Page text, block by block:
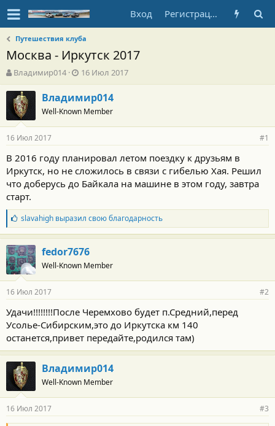
Вход Регистрация
Путешествия клуба
Москва - Иркутск 2017
А
в
т
о
р
т
е
м
ы
Владимир014
Д
а
т
а
н
а
а
л
а
16 Июл 2017
Владимир014
Well-Known Member
16 Июл 2017 #1
В 2016 году планировал летом поездку к друзьям в
Иркутск, но не сложилось в связи с гибелью Хая. Решил
что доберусь до Байкала на машине в этом году, завтра
старт.
Б
л
а
г
о
д
а
н
с
т
и
slavahighвыразил свою благодарность
fedor7676
Well-Known Member
16 Июл 2017 #2
Удачи!!!!!!!!После Черемхово будет п.Средний,перед
Усолье-Сибирским,это до Иркутска км 140
останется,привет передайте,родился там)
Владимир014
Well-Known Member
16 Июл 2017 #3